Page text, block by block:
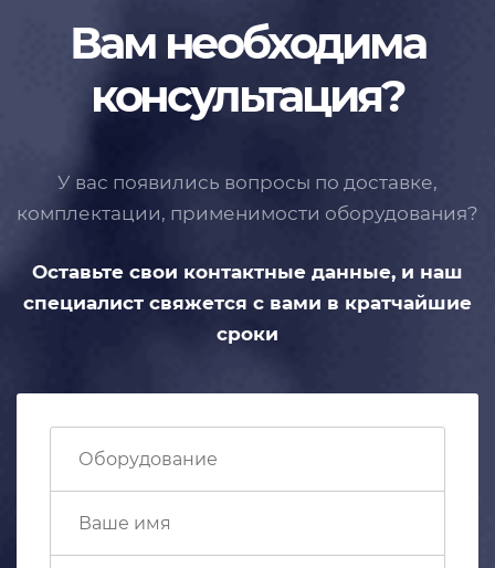
Вам необходима
консультация?
У вас появились вопросы по доставке,
комплектации, применимости оборудования?
Оставьте свои контактные данные, и наш
специалист свяжется с вами в кратчайшие
сроки